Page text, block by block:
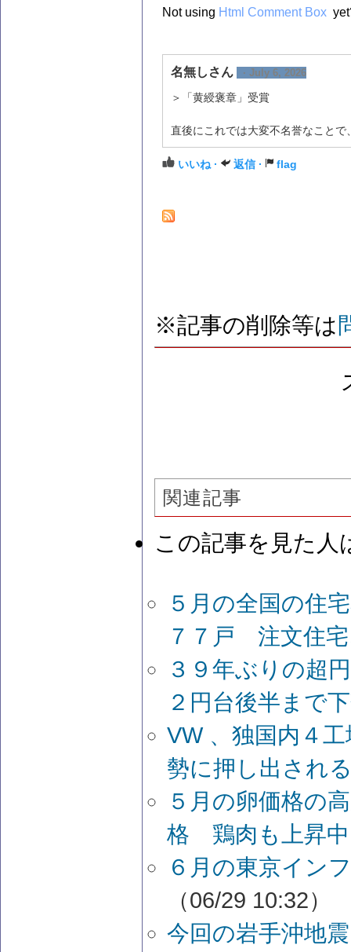
Not using Html Comment Box
名無しさん · July 6, 2026
＞「黄綬褒章」受賞
直後にこれでは大変不名誉なこと
いいね · 返信 · flag
※記事の削除等は
関連記事
この記事を見た人
５月の全国の住
７７戸 注文住
３９年ぶりの超
２円台後半まで
VW 、独国内４
勢に押し出され
５月の卵価格の
格 鶏肉も上昇中
６月の東京イ
（06/29 10:32）
今回の岩手沖地